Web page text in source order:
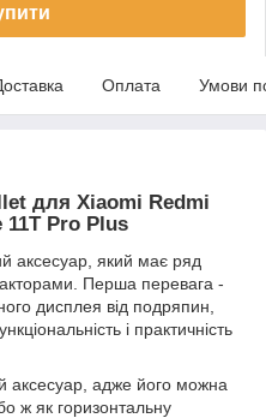
Оплата Умови
для Xiaomi Redmi
11T Pro Plus
аксесуар, який має ряд
Перша перевага -
дисплея від подряпин,
і практичність
аксесуар, адже його можна
ж як горизонтальну